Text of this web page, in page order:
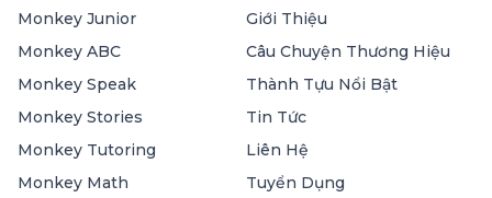
Monkey Junior
Monkey ABC
Monkey Speak
Monkey Stories
Monkey Tutoring
Monkey Math
Giới Thiệu
Câu Chuyện Thương Hiệu
Thành Tựu Nổi Bật
Tin Tức
Liên Hệ
Tuyển Dụng